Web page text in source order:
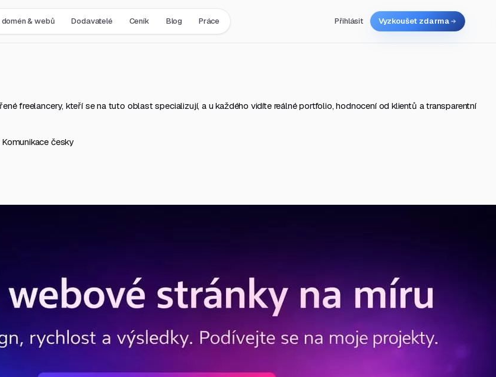
& webů Dodavatelé Ceník Blog Práce Přihlásit Vyzkoušet zdarma
freelancery, kteří se na tuto oblast specializují, a u každého vidíte reálné portfolio, hodnocení od klientů a transparentní
Komunikace česky